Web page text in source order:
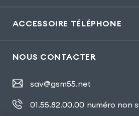
ACCESSOIRE TÉLÉPHONE
NOUS CONTACTER
sav@gsm55.net
01.55.82.00.00 numéro non